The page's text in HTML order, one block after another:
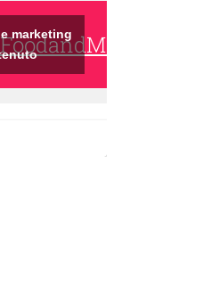
marketing